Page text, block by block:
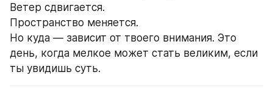
Ветер сдвигается.
Пространство меняется.
Но куда — зависит от твоего внимания. Это
день, когда мелкое может стать великим, если
ты увидишь суть.